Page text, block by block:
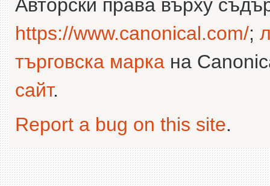
Авторски права върху
https://www.canonical.com/;
търговска марка на
сайт.
Report a bug on this site.